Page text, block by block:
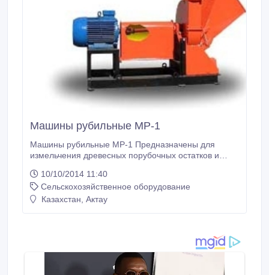
Машины рубильные МР-1
Машины рубильные МР-1 Предназначены для
измельчения древесных порубочных остатков и
на их вывоз и утилизацию, а также могут быть
использованы для получения щепы. Толщина
срезаемой щепы может изменяться в зависимости
10/10/2014 11:40
Сельскохозяйственное оборудование
Казахстан, Актау